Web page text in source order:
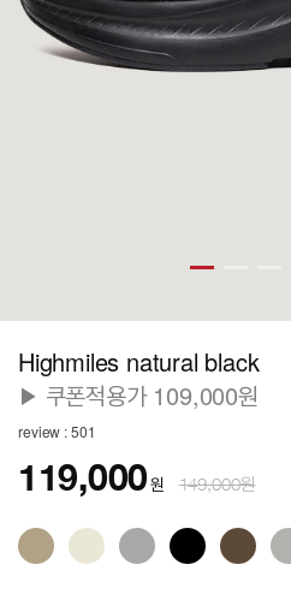
Highmiles natural black
▶ 쿠폰적용가 109,000원
review : 501
119,000원 149,000원